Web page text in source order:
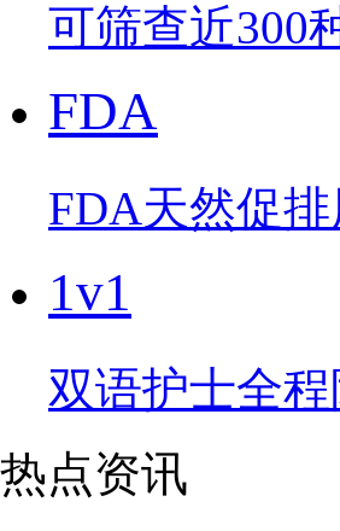
可筛查近300
FDA
FDA天然促
1v1
双语护士全程
热点资讯